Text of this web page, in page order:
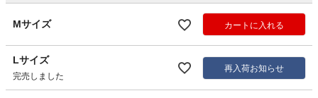
Mサイズ カートに入れる
Lサイズ
完売しました
再入荷お知らせ